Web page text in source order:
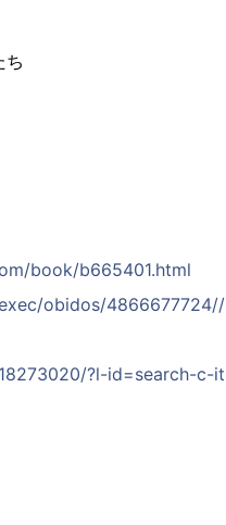
ち
book/b665401.html
obidos/4866677724//
?l-id=search-c-it